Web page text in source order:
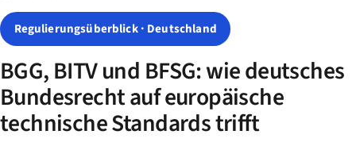
Regulierungsüberblick · Deutschland
BGG, BITV und BFSG: wie deutsches
Bundesrecht auf europäische
technische Standards trifft